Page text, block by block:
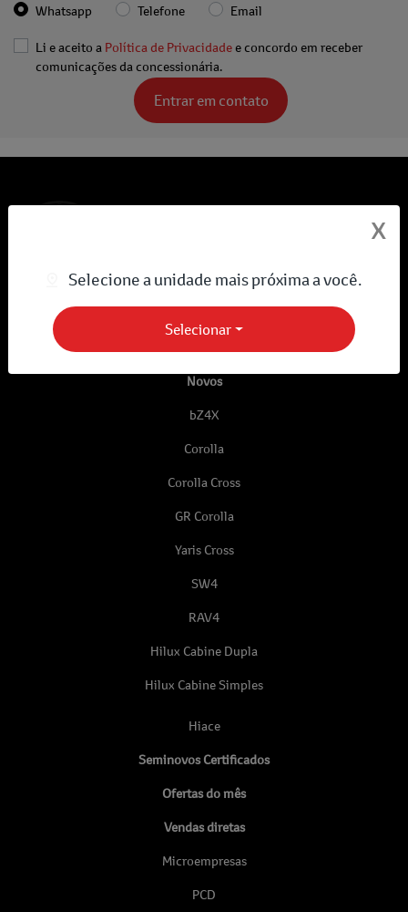
Whatsapp Telefone Email
Li e aceito a Política de Privacidade e concordo em receber
comunicações da concessionária.
Entrar em contato
Desacelere. Seu bem maior é a vida.
Novos
bZ4X
Corolla
Corolla Cross
GR Corolla
Yaris Cross
SW4
RAV4
Hilux Cabine Dupla
Hilux Cabine Simples
Hiace
Seminovos Certificados
Ofertas do mês
Vendas diretas
Microempresas
PCD
X
Selecione a unidade mais próxima a você.
Selecionar